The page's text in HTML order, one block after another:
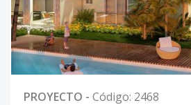
PROYECTO - Código: 2468